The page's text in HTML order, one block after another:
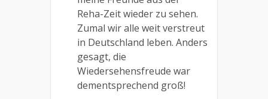
Reha-Zeit wieder zu sehen.
Zumal wir alle weit verstreut
in Deutschland leben. Anders
gesagt, die
Wiedersehensfreude war
dementsprechend groß!